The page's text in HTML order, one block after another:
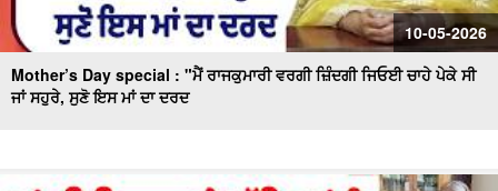
10-05-2026
Mother’s Day special : "ਮੈਂ ਰਾਜਕੁਮਾਰੀ ਵਰਗੀ ਜ਼ਿੰਦਗੀ ਜਿਓਈ ਚਾਹੇ ਪੇਕੇ ਸੀ
ਜਾਂ ਸਹੁਰੇ, ਸੁਣੋ ਇਸ ਮਾਂ ਦਾ ਦਰਦ